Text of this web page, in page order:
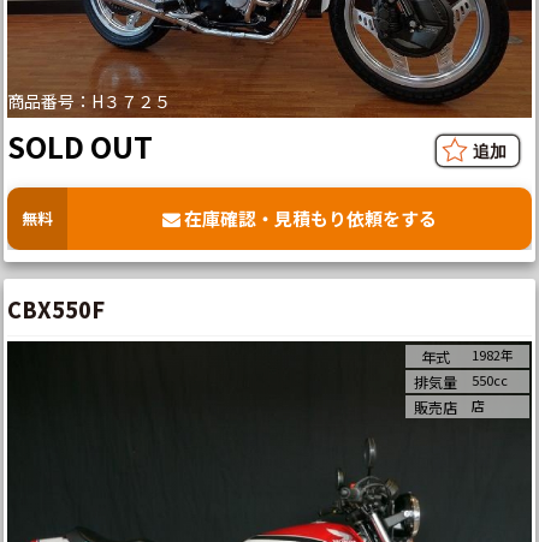
商品番号：H３７２５
SOLD OUT
無料 在庫確認・見積もり依頼をする
CBX550F
年式 1982年
排気量 550cc
販売店 店